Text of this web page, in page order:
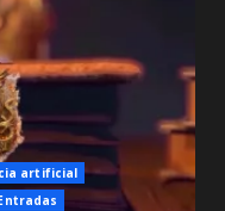
artificial